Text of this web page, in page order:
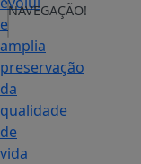
e
amplia
preservação
da
qualidade
de
vida
NAVEGAÇÃO!